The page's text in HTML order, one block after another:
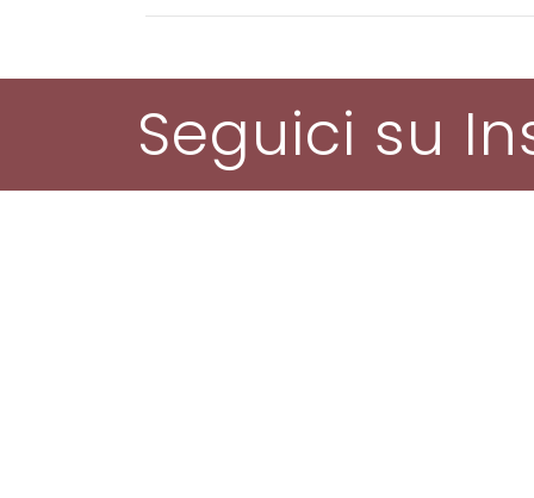
Seguici su